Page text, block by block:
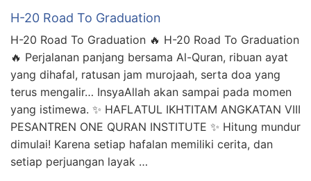
H-20 Road To Graduation
H-20 Road To Graduation 🔥 H-20 Road To Graduation
🔥 Perjalanan panjang bersama Al-Quran, ribuan ayat
yang dihafal, ratusan jam murojaah, serta doa yang
terus mengalir… InsyaAllah akan sampai pada momen
yang istimewa. ✨ HAFLATUL IKHTITAM ANGKATAN VIII
PESANTREN ONE QURAN INSTITUTE ✨ Hitung mundur
dimulai! Karena setiap hafalan memiliki cerita, dan
setiap perjuangan layak …